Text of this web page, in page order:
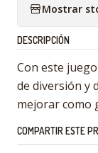
Mostrar
DESCRIPCIÓN
Con este
de diversión y
mejorar como
COMPARTIR ESTE